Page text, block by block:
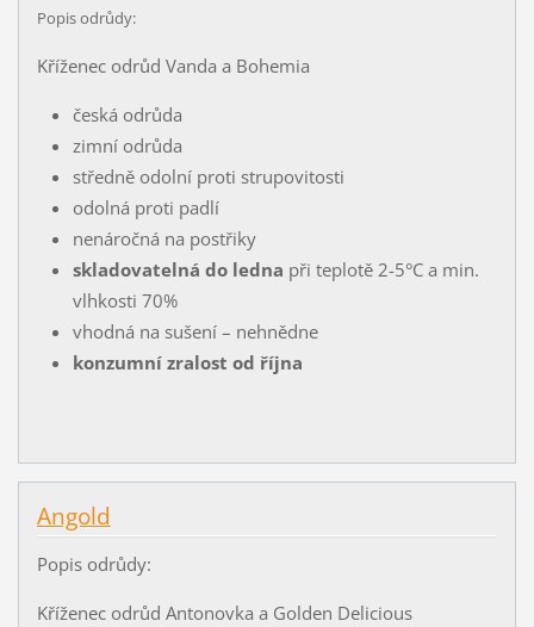
Popis odrůdy:
Kříženec odrůd Vanda a Bohemia
česká odrůda
zimní odrůda
středně odolní proti strupovitosti
odolná proti padlí
nenáročná na postřiky
skladovatelná do ledna při teplotě 2-5°C a min.
vlhkosti 70%
vhodná na sušení – nehnědne
konzumní zralost od října
Angold
Popis odrůdy:
Kříženec odrůd Antonovka a Golden Delicious